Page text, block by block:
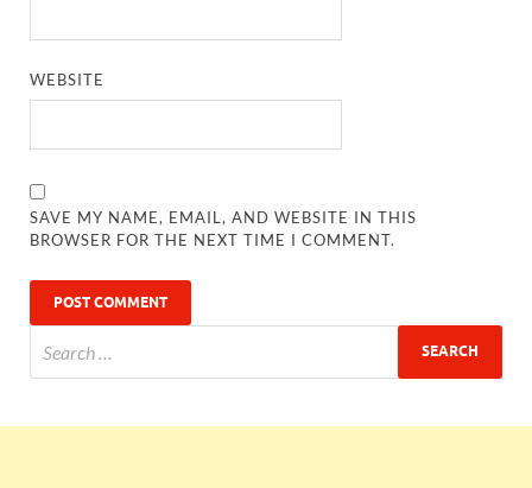
WEBSITE
SAVE MY NAME, EMAIL, AND WEBSITE IN THIS
BROWSER FOR THE NEXT TIME I COMMENT.